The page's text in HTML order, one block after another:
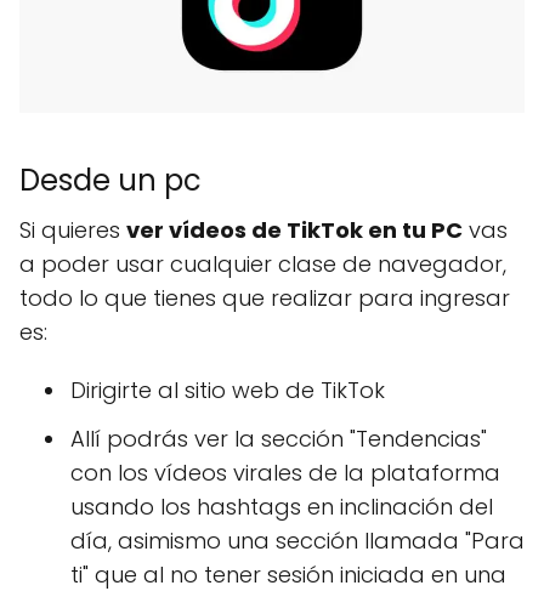
Desde un pc
Si quieres ver vídeos de TikTok en tu PC vas
a poder usar cualquier clase de navegador,
todo lo que tienes que realizar para ingresar
es:
Dirigirte al sitio web de TikTok
Allí podrás ver la sección "Tendencias"
con los vídeos virales de la plataforma
usando los hashtags en inclinación del
día, asimismo una sección llamada "Para
ti" que al no tener sesión iniciada en una